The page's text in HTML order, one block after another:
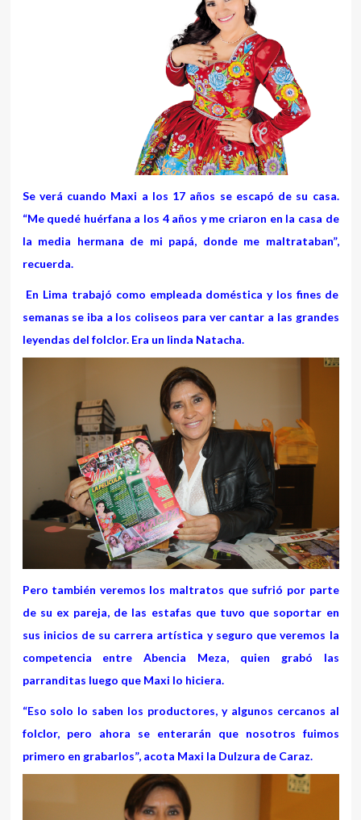
Se verá cuando Maxi a los 17 años se escapó de su casa.
“Me quedé huérfana a los 4 años y me criaron en la casa de
la media hermana de mi papá, donde me maltrataban”,
recuerda.
En Lima trabajó como empleada doméstica y los fines de
semanas se iba a los coliseos para ver cantar a las grandes
leyendas del folclor. Era un linda Natacha.
Pero también veremos los maltratos que sufrió por parte
de su ex pareja, de las estafas que tuvo que soportar en
sus inicios de su carrera artística y seguro que veremos la
competencia entre Abencia Meza, quien grabó las
parranditas luego que Maxi lo hiciera.
“Eso solo lo saben los productores, y algunos cercanos al
folclor, pero ahora se enterarán que nosotros fuimos
primero en grabarlos”, acota Maxi la Dulzura de Caraz.